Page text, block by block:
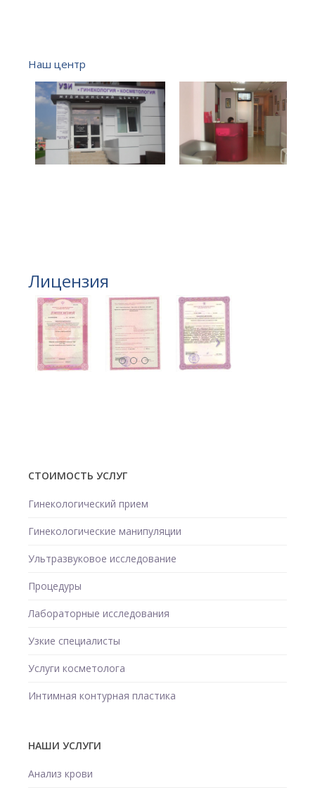
Наш центр
Лицензия
СТОИМОСТЬ УСЛУГ
Гинекологический прием
Гинекологические манипуляции
Ультразвуковое исследование
Процедуры
Лабораторные исследования
Узкие специалисты
Услуги косметолога
Интимная контурная пластика
НАШИ УСЛУГИ
Анализ крови